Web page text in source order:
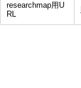
researchmap用U
RL